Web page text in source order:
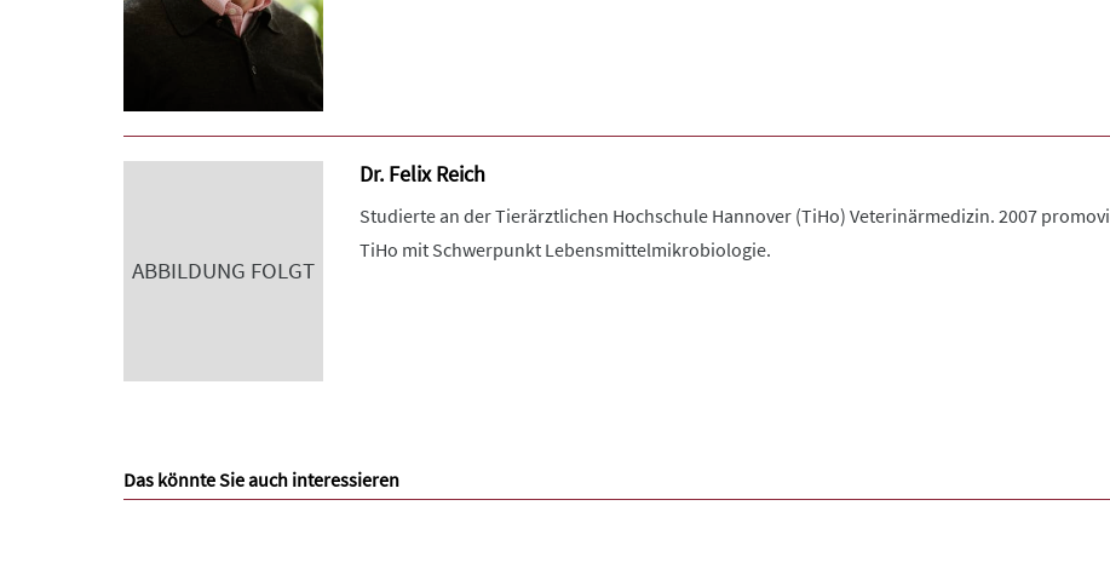
ABBILDUNG FOLGT
Dr. Felix Reich
Studierte an der Tierärztlichen Hochschule Hannover (TiHo) Veterinärmedizin. 2007
TiHo mit Schwerpunkt Lebensmittelmikrobiologie.
Das könnte Sie auch interessieren